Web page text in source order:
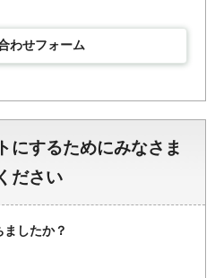
わせフォーム
にするためにみなさま
ださい
したか？